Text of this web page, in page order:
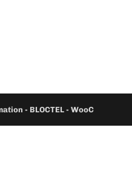
- BLOCTEL -WooC